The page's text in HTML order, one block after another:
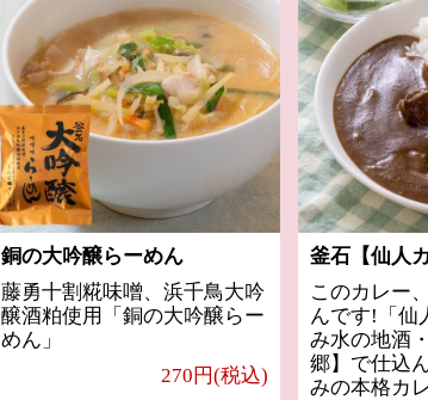
銅の大吟醸らーめん
藤勇十割糀味噌、浜千鳥大吟
醸酒粕使用「銅の大吟醸らー
めん」
270円(税込)
釜石【仙人
このカレー
んです!「仙
み水の地酒
郷】で仕込
みの本格カレ